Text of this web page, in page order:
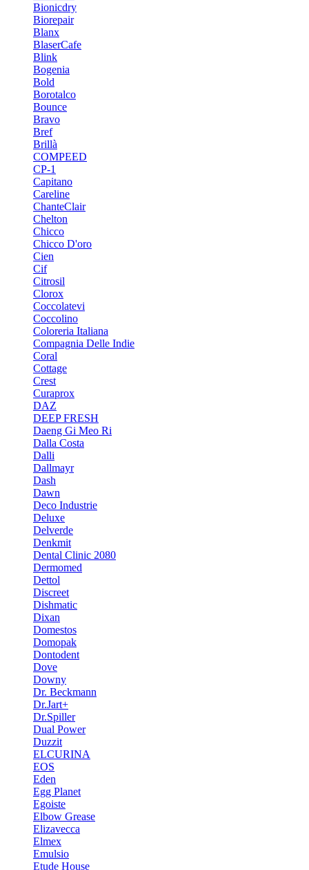
Bionicdry
Biorepair
Blanx
BlaserCafe
Blink
Bogenia
Bold
Borotalco
Bounce
Bravo
Bref
Brillà
COMPEED
CP-1
Capitano
Careline
ChanteСlair
Chelton
Chicco
Chicco D'oro
Cien
Cif
Citrosil
Clorox
Coccolatevi
Coccolino
Coloreria Italiana
Compagnia Delle Indie
Coral
Cottage
Crest
Curaprox
DAZ
DEEP FRESH
Daeng Gi Meo Ri
Dalla Costa
Dalli
Dallmayr
Dash
Dawn
Deco Industrie
Deluxe
Delverde
Denkmit
Dental Clinic 2080
Dermomed
Dettol
Discreet
Dishmatic
Dixan
Domestos
Domopak
Dontodent
Dove
Downy
Dr. Beckmann
Dr.Jart+
Dr.Spiller
Dual Power
Duzzit
ELCURINA
EOS
Eden
Egg Planet
Egoiste
Elbow Grease
Elizavecca
Elmex
Emulsio
Etude House